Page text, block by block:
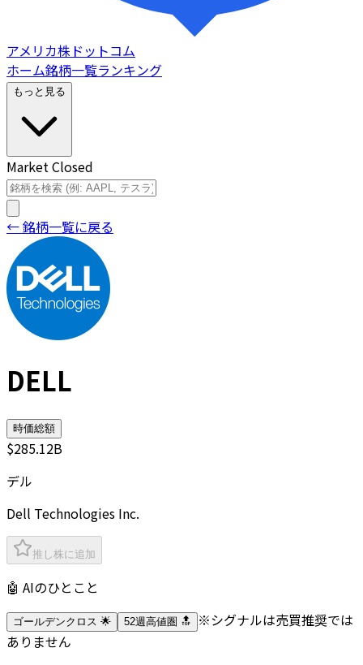
アメリカ株ドットコム
ホーム銘柄一覧ランキング
もっと見る
Market Closed
← 銘柄一覧に戻る
DELL
時価総額
$285.12B
デル
Dell Technologies Inc.
推し株に追加
🤖 AIのひとこと
ゴールデンクロス 🌟 52週高値圏 🔝
※シグナルは売買推奨では
ありません